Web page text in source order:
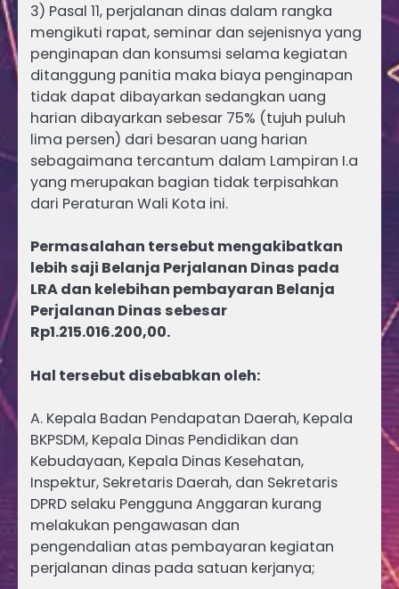
3) Pasal 11, perjalanan dinas dalam rangka
mengikuti rapat, seminar dan sejenisnya yang
penginapan dan konsumsi selama kegiatan
ditanggung panitia maka biaya penginapan
tidak dapat dibayarkan sedangkan uang
harian dibayarkan sebesar 75% (tujuh puluh
lima persen) dari besaran uang harian
sebagaimana tercantum dalam Lampiran I.a
yang merupakan bagian tidak terpisahkan
dari Peraturan Wali Kota ini.
Permasalahan tersebut mengakibatkan
lebih saji Belanja Perjalanan Dinas pada
LRA dan kelebihan pembayaran Belanja
Perjalanan Dinas sebesar
Rp1.215.016.200,00.
Hal tersebut disebabkan oleh:
A. Kepala Badan Pendapatan Daerah, Kepala
BKPSDM, Kepala Dinas Pendidikan dan
Kebudayaan, Kepala Dinas Kesehatan,
Inspektur, Sekretaris Daerah, dan Sekretaris
DPRD selaku Pengguna Anggaran kurang
melakukan pengawasan dan
pengendalian atas pembayaran kegiatan
perjalanan dinas pada satuan kerjanya;